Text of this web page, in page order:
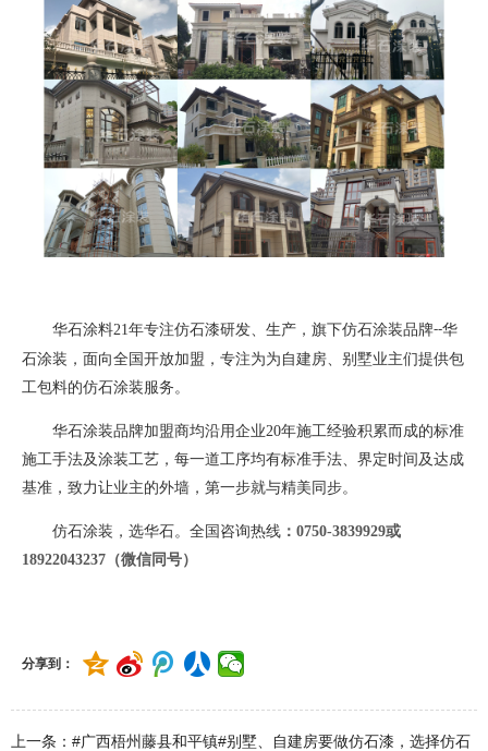
华石涂料21年专注仿石漆研发、生产，旗下仿石涂装品牌--华
石涂装，面向全国开放加盟，专注为为自建房、别墅业主们提供包
工包料的仿石涂装服务。
华石涂装品牌加盟商均沿用企业20年施工经验积累而成的标准
施工手法及涂装工艺，每一道工序均有标准手法、界定时间及达成
基准，致力让业主的外墙，第一步就与精美同步。
仿石涂装，选华石。全国咨询热线 ： 0750-3839929或
18922043237（微信同号）
分享到：
上一条：#广西梧州藤县和平镇#别墅、自建房要做仿石漆，选择仿石